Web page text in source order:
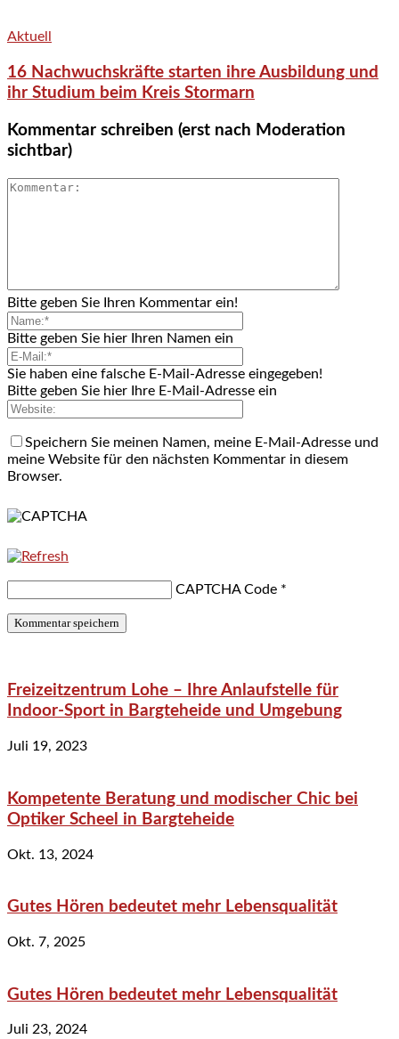
Aktuell
16 Nachwuchskräfte starten ihre Ausbildung und
ihr Studium beim Kreis Stormarn
Kommentar schreiben (erst nach Moderation
sichtbar)
Bitte geben Sie Ihren Kommentar ein!
Bitte geben Sie hier Ihren Namen ein
Sie haben eine falsche E-Mail-Adresse eingegeben!
Bitte geben Sie hier Ihre E-Mail-Adresse ein
Speichern Sie meinen Namen, meine E-Mail-Adresse und
meine Website für den nächsten Kommentar in diesem
Browser.
CAPTCHA Code *
Freizeitzentrum Lohe – Ihre Anlaufstelle für
Indoor-Sport in Bargteheide und Umgebung
Juli 19, 2023
Kompetente Beratung und modischer Chic bei
Optiker Scheel in Bargteheide
Okt. 13, 2024
Gutes Hören bedeutet mehr Lebensqualität
Okt. 7, 2025
Gutes Hören bedeutet mehr Lebensqualität
Juli 23, 2024